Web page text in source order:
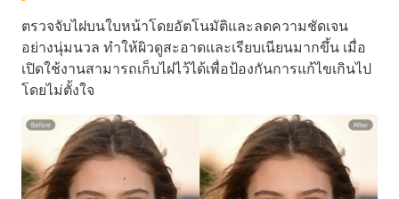
ตรวจจับไฝบนใบหน้าโดยอัตโนมัติและลดความชัดเจน
อย่างนุ่มนวล ทำให้ผิวดูสะอาดและเรียบเนียนมากขึ้น เมื่อ
เปิดใช้งานสามารถเก็บไฝไว้ได้เพื่อป้องกันการแก้ไขเกินไป
โดยไม่ตั้งใจ